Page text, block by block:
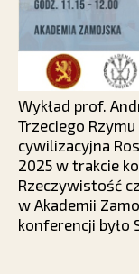
Wykład prof.
Trzeciego
cywilizacyjna
2025 w trakcie
Rzeczywistość
w Akademii
konferencji było